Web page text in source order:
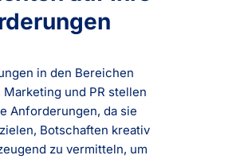
in den Bereichen
Marketing und PR stellen
Anforderungen, da sie
Botschaften kreativ
zu vermitteln, um